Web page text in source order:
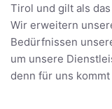
Tirol und gilt als
Wir erweitern
Bedürfnissen
um unsere
denn für uns